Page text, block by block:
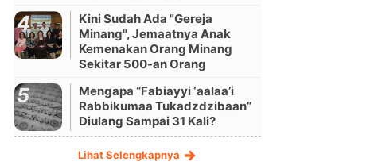
Kini Sudah Ada "Gereja
Minang", Jemaatnya Anak
Kemenakan Orang Minang
Sekitar 500-an Orang
Mengapa “Fabiayyi ‘aalaa’i
Rabbikumaa Tukadzdzibaan”
Diulang Sampai 31 Kali?
Lihat Selengkapnya